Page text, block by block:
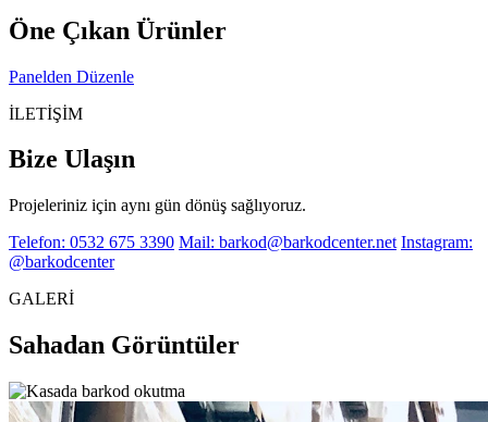
Öne Çıkan Ürünler
Panelden Düzenle
İLETİŞİM
Bize Ulaşın
Projeleriniz için aynı gün dönüş sağlıyoruz.
Telefon: 0532 675 3390 Mail: barkod@barkodcenter.net Instagram:
@barkodcenter
GALERİ
Sahadan Görüntüler